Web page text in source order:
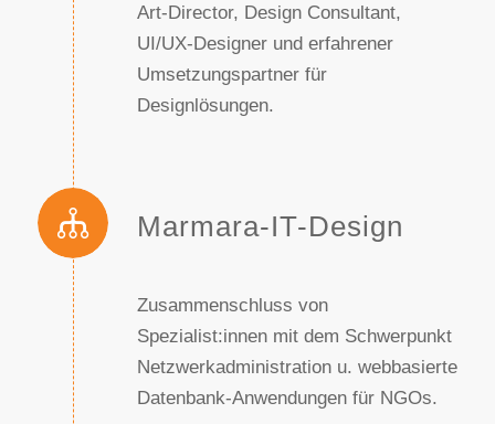
Art-Director, Design Consultant,
UI/UX-Designer und erfahrener
Umsetzungspartner für
Designlösungen.
Marmara-IT-Design
Zusammenschluss von
Spezialist:innen mit dem Schwerpunkt
Netzwerkadministration u. webbasierte
Datenbank-Anwendungen für NGOs.